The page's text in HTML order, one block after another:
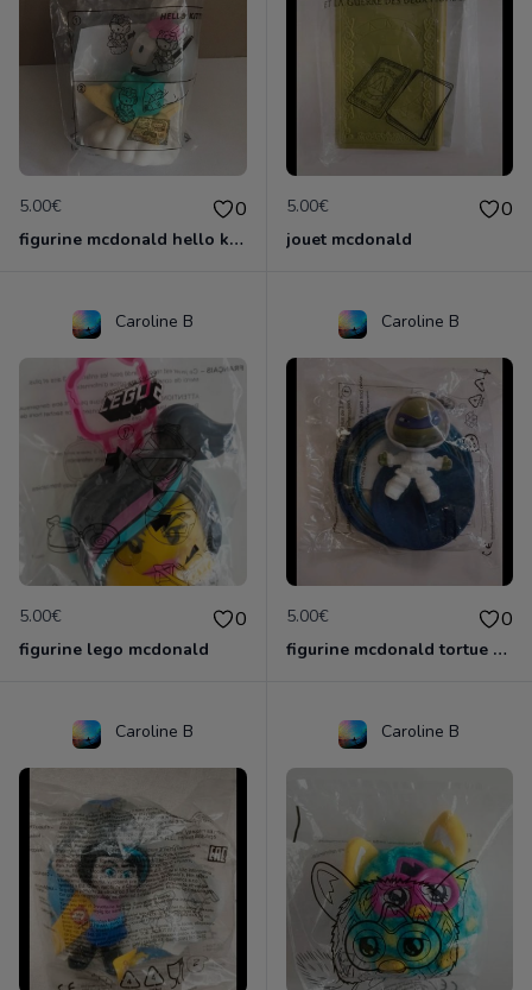
5.00€ 0
figurine mcdonald hello kitty
5.00€ 0
jouet mcdonald
Caroline B
5.00€ 0
figurine lego mcdonald
Caroline B
5.00€ 0
figurine mcdonald tortue ninja
Caroline B Caroline B